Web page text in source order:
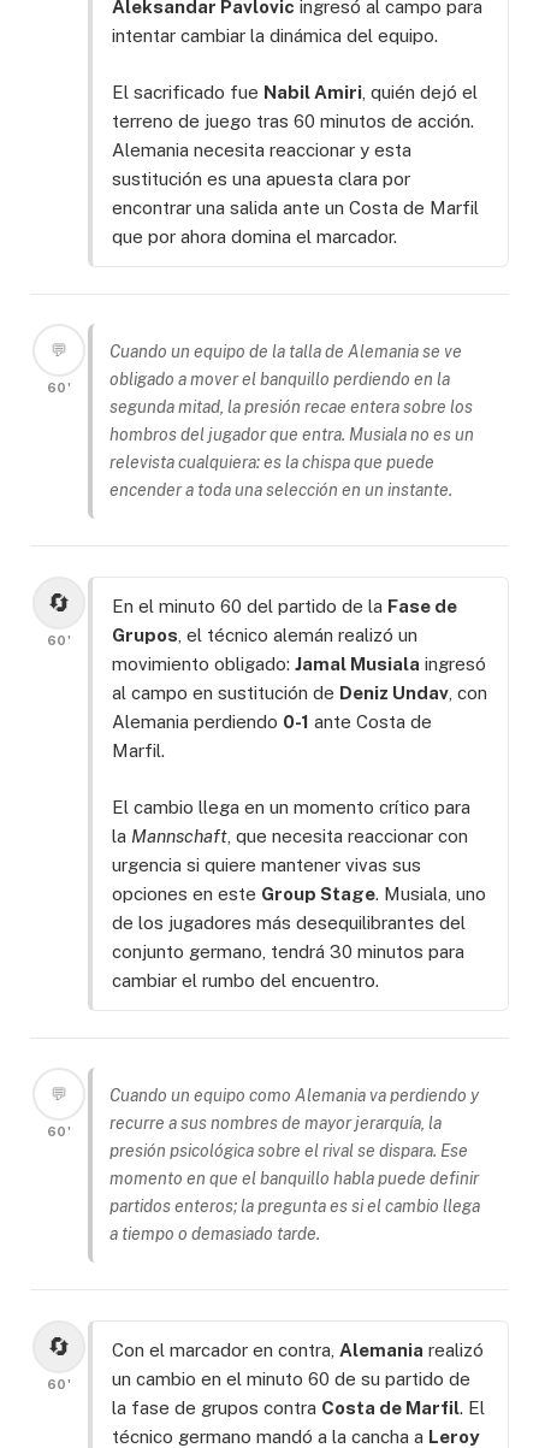
Aleksandar Pavlovic ingresó al campo para
intentar cambiar la dinámica del equipo.
El sacrificado fue Nabil Amiri , quién dejó el
terreno de juego tras 60 minutos de acción.
Alemania necesita reaccionar y esta
sustitución es una apuesta clara por
encontrar una salida ante un Costa de Marfil
que por ahora domina el marcador.
💬
60'
Cuando un equipo de la talla de Alemania se ve
obligado a mover el banquillo perdiendo en la
segunda mitad, la presión recae entera sobre los
hombros del jugador que entra. Musiala no es un
relevista cualquiera: es la chispa que puede
encender a toda una selección en un instante.
🔄
60'
En el minuto 60 del partido de la Fase de
Grupos , el técnico alemán realizó un
movimiento obligado: Jamal Musiala ingresó
al campo en sustitución de Deniz Undav , con
Alemania perdiendo 0-1 ante Costa de
Marfil.
El cambio llega en un momento crítico para
la Mannschaft , que necesita reaccionar con
urgencia si quiere mantener vivas sus
opciones en este Group Stage. Musiala, uno
de los jugadores más desequilibrantes del
conjunto germano, tendrá 30 minutos para
cambiar el rumbo del encuentro.
💬
60'
Cuando un equipo como Alemania va perdiendo y
recurre a sus nombres de mayor jerarquía, la
presión psicológica sobre el rival se dispara. Ese
momento en que el banquillo habla puede definir
partidos enteros; la pregunta es si el cambio llega
a tiempo o demasiado tarde.
🔄
60'
Con el marcador en contra, Alemania realizó
un cambio en el minuto 60 de su partido de
la fase de grupos contra Costa de Marfil. El
técnico germano mandó a la cancha a Leroy